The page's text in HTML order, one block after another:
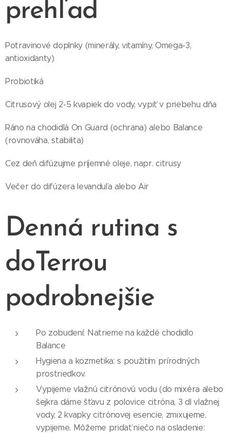
prehľad
Potravinové doplnky (minerály, vitamíny, Omega-3,
antioxidanty)
Probiotiká
Citrusový olej 2-5 kvapiek do vody, vypiť v priebehu dňa
Ráno na chodidlá On Guard (ochrana) alebo Balance
(rovnováha, stabilita)
Cez deň difúzujme príjemné oleje, napr. citrusy
Večer do difúzera levanduľa alebo Air
Denná rutina s
doTerrou
podrobnejšie
Po zobudení: Natrieme na každé chodidlo
Balance
Hygiena a kozmetika: s použitím prírodných
prostriedkov.
Vypijeme vlažnú citrónovú vodu (do mixéra alebo
šejkra dáme šťavu z polovice citróna, 3 dl vlažnej
vody, 2 kvapky citrónovej esencie, zmixujeme,
vypijeme. Môžeme pridať niečo na osladenie: